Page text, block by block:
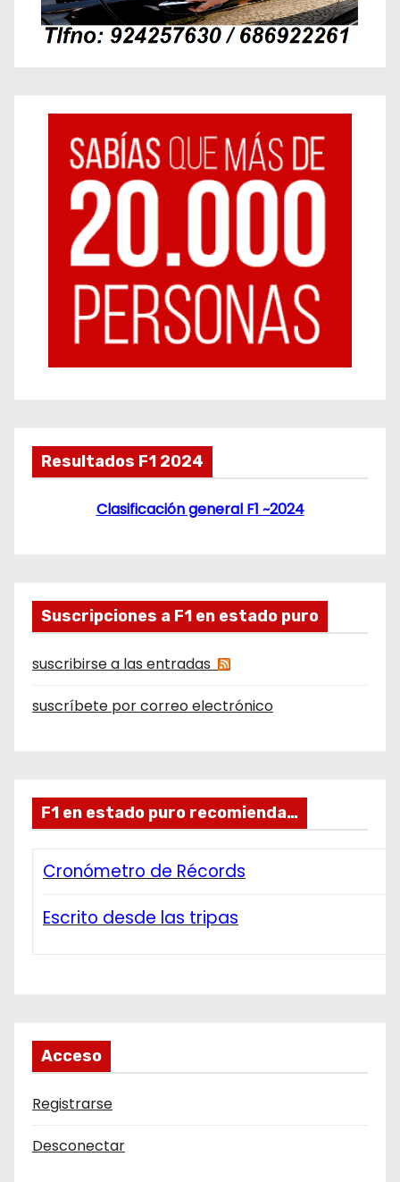
Resultados F1 2024
Clasificación general F1 ~2024
Suscripciones a F1 en estado puro
suscribirse a las entradas
suscríbete por correo electrónico
F1 en estado puro recomienda…
Cronómetro de Récords
Escrito desde las tripas
Acceso
Registrarse
Desconectar